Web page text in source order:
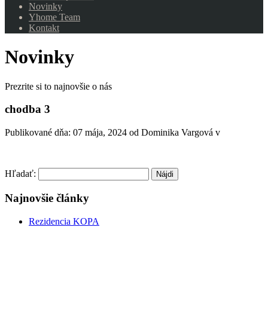
Novinky
Yhome Team
Kontakt
Novinky
Prezrite si to najnovšie o nás
chodba 3
Publikované dňa: 07 mája, 2024 od Dominika Vargová v
Hľadať:
Najnovšie články
Rezidencia KOPA